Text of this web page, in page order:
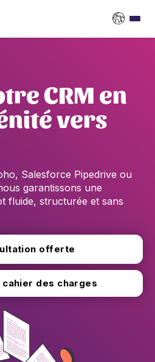
CRM en
vers
Salesforce Pipedrive ou
garantissons une
fluide, structurée et sans
offerte
des charges